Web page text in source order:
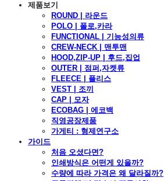
제품보기
ROUND | 라운드
POLO | 폴로,카라
FUNCTIONAL | 기능성의류
CREW-NECK | 맨투맨
HOOD,ZIP-UP | 후드,집업
OUTER | 점퍼,자켓류
FLEECE | 플리스
VEST | 조끼
CAP | 모자
ECOBAG | 에코백
직영공장제품
가게티 : 형제연구소
가이드
처음 오셨다면?
인쇄방식은 어떤게 있을까?
수량에 따라 가격은 왜 달라질까?